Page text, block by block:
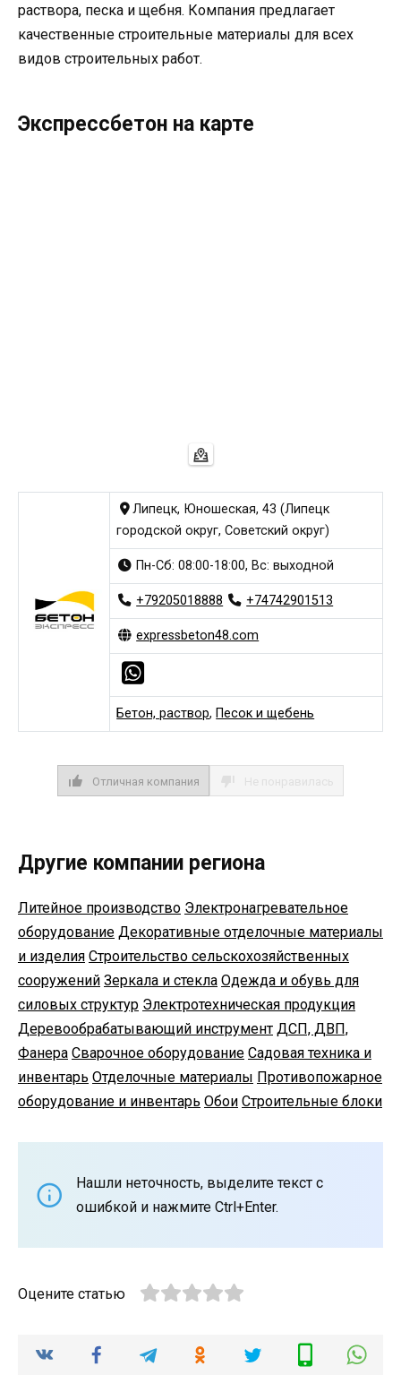
раствора, песка и щебня. Компания предлагает
качественные строительные материалы для всех
видов строительных работ.
Экспрессбетон на карте
Липецк, Юношеская, 43 (Липецк
городской округ, Советский округ)
Пн-Сб: 08:00-18:00, Вс: выходной
+79205018888 +74742901513
expressbeton48.com
Бетон, раствор, Песок и щебень
Отличная компания
Другие компании региона
Литейное производство Электронагревательное
оборудование Декоративные отделочные материалы
и изделия Строительство сельскохозяйственных
сооружений Зеркала и стекла Одежда и обувь для
силовых структур Электротехническая продукция
Деревообрабатывающий инструмент ДСП, ДВП,
Фанера Сварочное оборудование Садовая техника и
инвентарь Отделочные материалы Противопожарное
оборудование и инвентарь Обои Строительные блоки
Нашли неточность, выделите текст с
ошибкой и нажмите Ctrl+Enter.
Оцените статью